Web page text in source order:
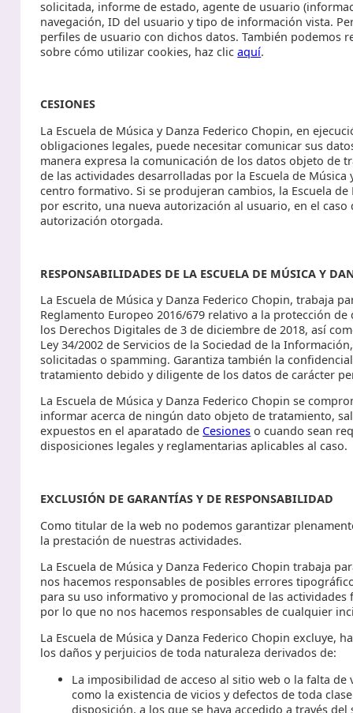
solicitada, informe de estado, agente de usuario
navegación, ID del usuario y tipo de información vista.
perfiles de usuario con dichos datos. También podemos
sobre cómo utilizar cookies, haz clicaquí.
CESIONES
La Escuela de Música y Danza Federico Chopin, en
obligaciones legales, puede necesitar comunicar sus
manera expresa la comunicación de los datos objeto de
de las actividades desarrolladas por la Escuela de
centro formativo. Si se produjeran cambios, la Escuela
por escrito, una nueva autorización al usuario, en el
autorización otorgada.
RESPONSABILIDADES DE LA ESCUELA DE MÚSICA Y
La Escuela de Música y Danza Federico Chopin, trabaja
Reglamento Europeo 2016/679 relativo a la protección
los Derechos Digitales de 3 de diciembre de 2018, así
Ley 34/2002 de Servicios de la Sociedad de la
solicitadas o spamming. Garantiza también la
tratamiento debido y diligente de los datos de carácter
La Escuela de Música y Danza Federico Chopin se
informar acerca de ningún dato objeto de tratamiento,
expuestos en el aparatado de Cesiones o cuando sean
disposiciones legales y reglamentarias aplicables al caso.
EXCLUSIÓN DE GARANTÍAS Y DE RESPONSABILIDAD
Como titular de la web no podemos garantizar
la prestación de nuestras actividades.
La Escuela de Música y Danza Federico Chopin trabaja
nos hacemos responsables de posibles errores
para su uso informativo y promocional de las
por lo que no nos hacemos responsables de cualquier
La Escuela de Música y Danza Federico Chopin
los daños y perjuicios de toda naturaleza derivados de:
La imposibilidad de acceso al sitio web o la falta
como la existencia de vicios y defectos de toda
disposición, a los que se haya accedido a través